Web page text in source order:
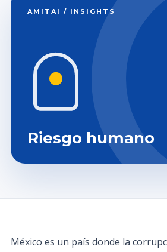
AMITAI / INSIGHTS
Riesgo humano
México es un país donde la